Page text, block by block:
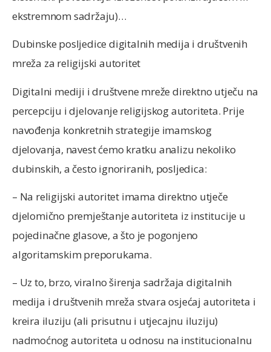
ekstremnom sadržaju)…
Dubinske posljedice digitalnih medija i društvenih
mreža za religijski autoritet
Digitalni mediji i društvene mreže direktno utječu na
percepciju i djelovanje religijskog autoriteta. Prije
navođenja konkretnih strategije imamskog
djelovanja, navest ćemo kratku analizu nekoliko
dubinskih, a često ignoriranih, posljedica:
– Na religijski autoritet imama direktno utječe
djelomično premještanje autoriteta iz institucije u
pojedinačne glasove, a što je pogonjeno
algoritamskim preporukama.
– Uz to, brzo, viralno širenja sadržaja digitalnih
medija i društvenih mreža stvara osjećaj autoriteta i
kreira iluziju (ali prisutnu i utjecajnu iluziju)
nadmoćnog autoriteta u odnosu na institucionalnu